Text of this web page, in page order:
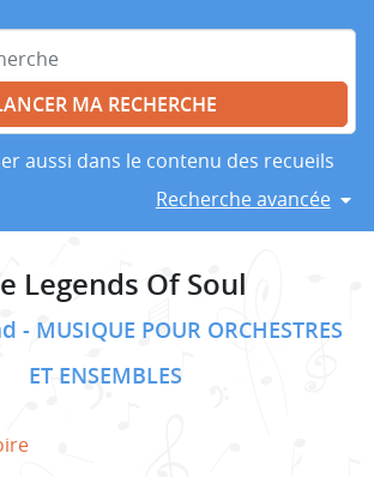
aussi dans le contenu des recueils
Recherche avancée
Legends Of Soul
MUSIQUE POUR ORCHESTRES
ET ENSEMBLES